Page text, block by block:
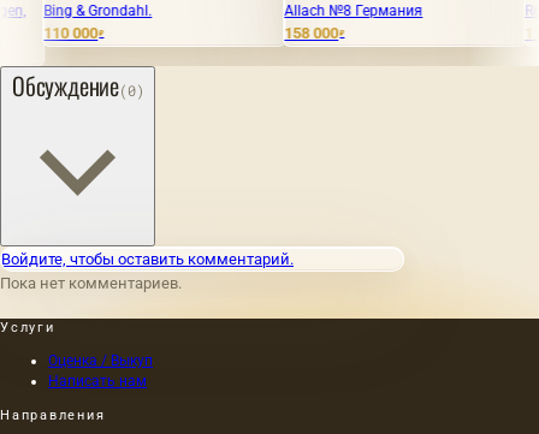
Allach №8 Германия
Обсуждение(0)
Войдите, чтобы оставить комментарий.
Пока нет комментариев.
Услуги
Оценка / Выкуп
Написать нам
Направления